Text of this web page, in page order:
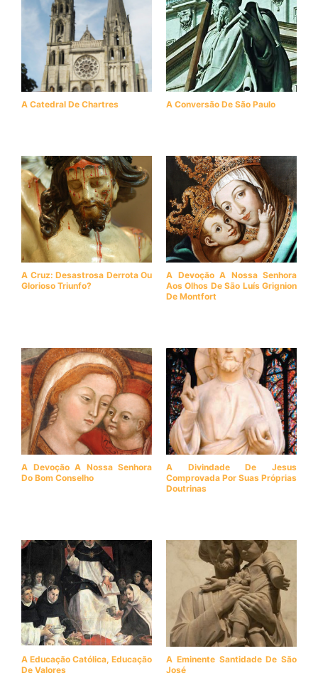
A Catedral De Chartres A Conversão De São Paulo
A Cruz: Desastrosa Derrota Ou
Glorioso Triunfo?
A Devoção A Nossa Senhora
Aos Olhos De São Luís Grignion
De Montfort
A Devoção A Nossa Senhora
Do Bom Conselho
A Divindade De Jesus
Comprovada Por Suas Próprias
Doutrinas
A Educação Católica, Educação
De Valores
A Eminente Santidade De São
José